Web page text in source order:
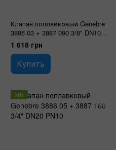
Клапан поплавковый Genebre
3886 03 + 3887 090 3/8" DN10
PN10
1 618 грн
Купить
ХИТ